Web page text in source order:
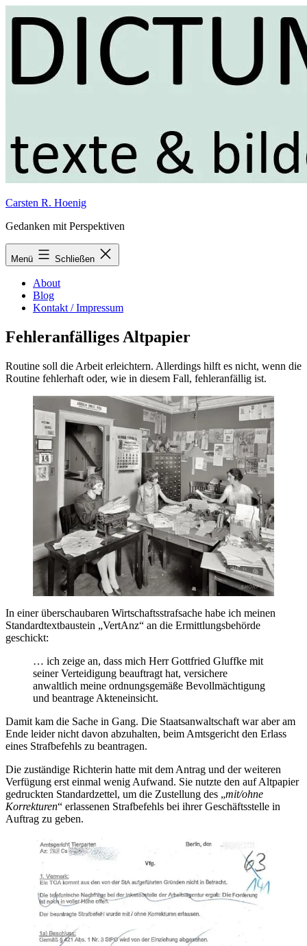
Inhalt
Carsten R. Hoenig
Gedanken mit Perspektiven
Menü Schließen
About
Blog
Kontakt / Impressum
Fehleranfälliges Altpapier
Routine soll die Arbeit erleichtern. Allerdings hilft es nicht, wenn die
Routine fehlerhaft oder, wie in diesem Fall, fehleranfällig ist.
In einer überschaubaren Wirtschaftsstrafsache habe ich meinen
Standardtextbaustein „VertAnz“ an die Ermittlungsbehörde
geschickt:
… ich zeige an, dass mich Herr Gottfried Gluffke mit
seiner Verteidigung beauftragt hat, versichere
anwaltlich meine ordnungsgemäße Bevollmächtigung
und beantrage Akteneinsicht.
Damit kam die Sache in Gang. Die Staatsanwaltschaft war aber am
Ende leider nicht davon abzuhalten, beim Amtsgericht den Erlass
eines Strafbefehls zu beantragen.
Die zuständige Richterin hatte mit dem Antrag und der weiteren
Verfügung erst einmal wenig Aufwand. Sie nutzte den auf Altpapier
gedruckten Standardzettel, um die Zustellung des „mit/ohne
Korrekturen“ erlassenen Strafbefehls bei ihrer Geschäftsstelle in
Auftrag zu geben.